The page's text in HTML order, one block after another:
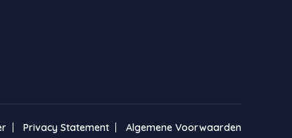
Privacy Statement Algemene Voorwaarden